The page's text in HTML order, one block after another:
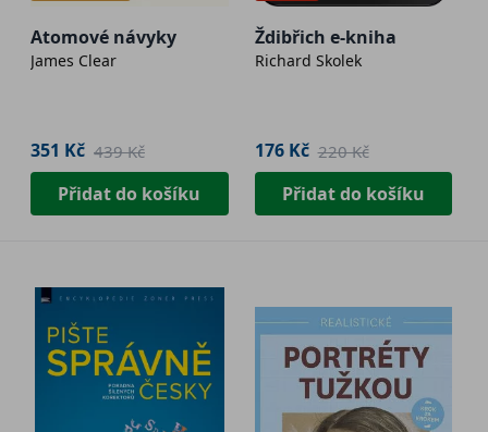
Atomové návyky
James Clear
351 Kč 439 Kč
Přidat do košíku
Ždibřich e-kniha
Richard Skolek
176 Kč 220 Kč
Přidat do košíku